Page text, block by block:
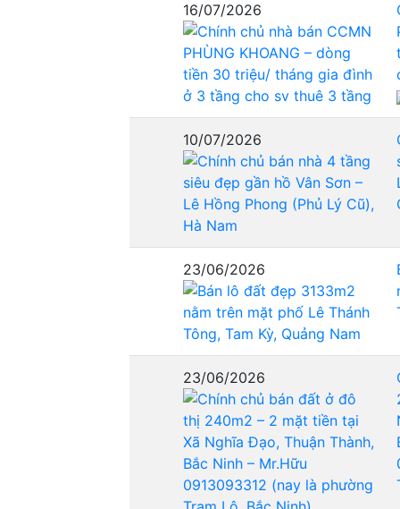
16/07/2026
10/07/2026
23/06/2026
23/06/2026